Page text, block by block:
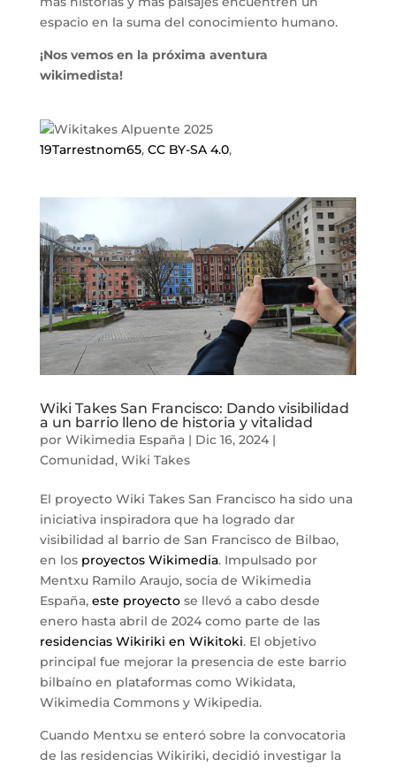
espacio en la suma del conocimiento humano.
¡Nos vemos en la próxima aventura
wikimedista!
19Tarrestnom65, CC BY-SA 4.0,
Wiki Takes San Francisco: Dando visibilidad
a un barrio lleno de historia y vitalidad
por Wikimedia España| Dic 16, 2024|
Comunidad, Wiki Takes
El proyecto Wiki Takes San Francisco ha sido una
iniciativa inspiradora que ha logrado dar
visibilidad al barrio de San Francisco de Bilbao,
en los proyectos Wikimedia. Impulsado por
Mentxu Ramilo Araujo, socia de Wikimedia
España, este proyectose llevó a cabo desde
enero hasta abril de 2024 como parte de las
residencias Wikiriki en Wikitoki. El objetivo
principal fue mejorar la presencia de este barrio
bilbaíno en plataformas como Wikidata,
Wikimedia Commons y Wikipedia.
Cuando Mentxu se enteró sobre la convocatoria
de las residencias Wikiriki, decidió investigar la